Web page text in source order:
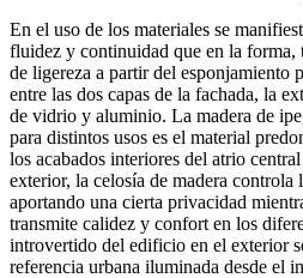
En el uso de los materiales se
fluidez y continuidad que en la forma,
de ligereza a partir del esponjamiento
entre las dos capas de la fachada, la
de vidrio y aluminio. La madera de
para distintos usos es el material
los acabados interiores del atrio
exterior, la celosí­a de madera controla
aportando una cierta privacidad
transmite calidez y confort en los
introvertido del edificio en el exterior
referencia urbana iluminada desde el